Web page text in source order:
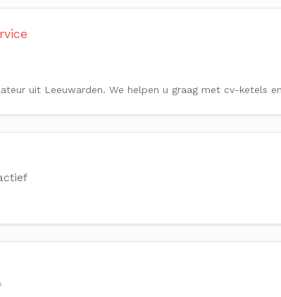
uit Leeuwarden. We helpen u graag met cv-ketels